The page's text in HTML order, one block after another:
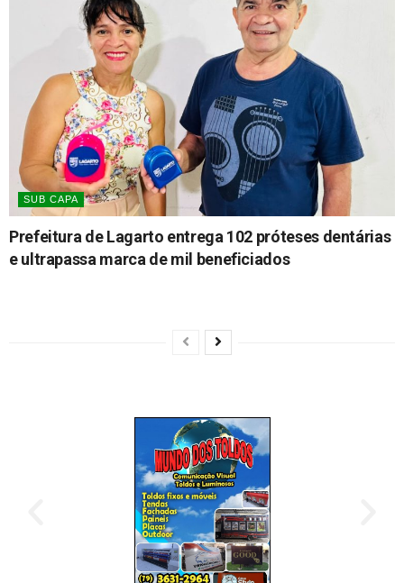
SUB CAPA
Prefeitura de Lagarto entrega 102 próteses dentárias
e ultrapassa marca de mil beneficiados